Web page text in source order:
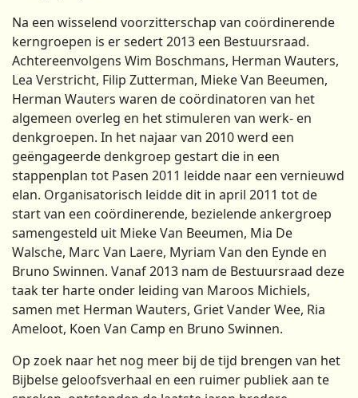
Na een wisselend voorzitterschap van coördinerende
kerngroepen is er sedert 2013 een Bestuursraad.
Achtereenvolgens Wim Boschmans, Herman Wauters,
Lea Verstricht, Filip Zutterman, Mieke Van Beeumen,
Herman Wauters waren de coördinatoren van het
algemeen overleg en het stimuleren van werk- en
denkgroepen. In het najaar van 2010 werd een
geëngageerde denkgroep gestart die in een
stappenplan tot Pasen 2011 leidde naar een vernieuwd
elan. Organisatorisch leidde dit in april 2011 tot de
start van een coördinerende, bezielende ankergroep
samengesteld uit Mieke Van Beeumen, Mia De
Walsche, Marc Van Laere, Myriam Van den Eynde en
Bruno Swinnen. Vanaf 2013 nam de Bestuursraad deze
taak ter harte onder leiding van Maroos Michiels,
samen met Herman Wauters, Griet Vander Wee, Ria
Ameloot, Koen Van Camp en Bruno Swinnen.
Op zoek naar het nog meer bij de tijd brengen van het
Bijbelse geloofsverhaal en een ruimer publiek aan te